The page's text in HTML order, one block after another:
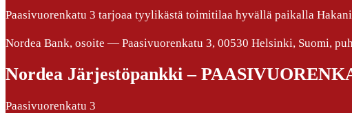
Paasivuorenkatu 3 tarjoaa tyylikästä toimitilaa hyvällä paikalla
Nordea Bank, osoite — Paasivuorenkatu 3, 00530 Helsinki, Suomi,
Nordea Järjestöpankki –
Paasivuorenkatu 3